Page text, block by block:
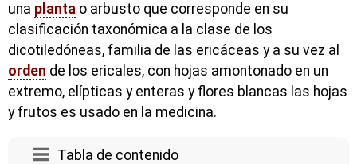
una planta o arbusto que corresponde en su
clasificación taxonómica a la clase de los
dicotiledóneas, familia de las ericáceas y a su vez al
orden de los ericales, con hojas amontonado en un
extremo, elípticas y enteras y flores blancas las hojas
y frutos es usado en la medicina.
Tabla de contenido